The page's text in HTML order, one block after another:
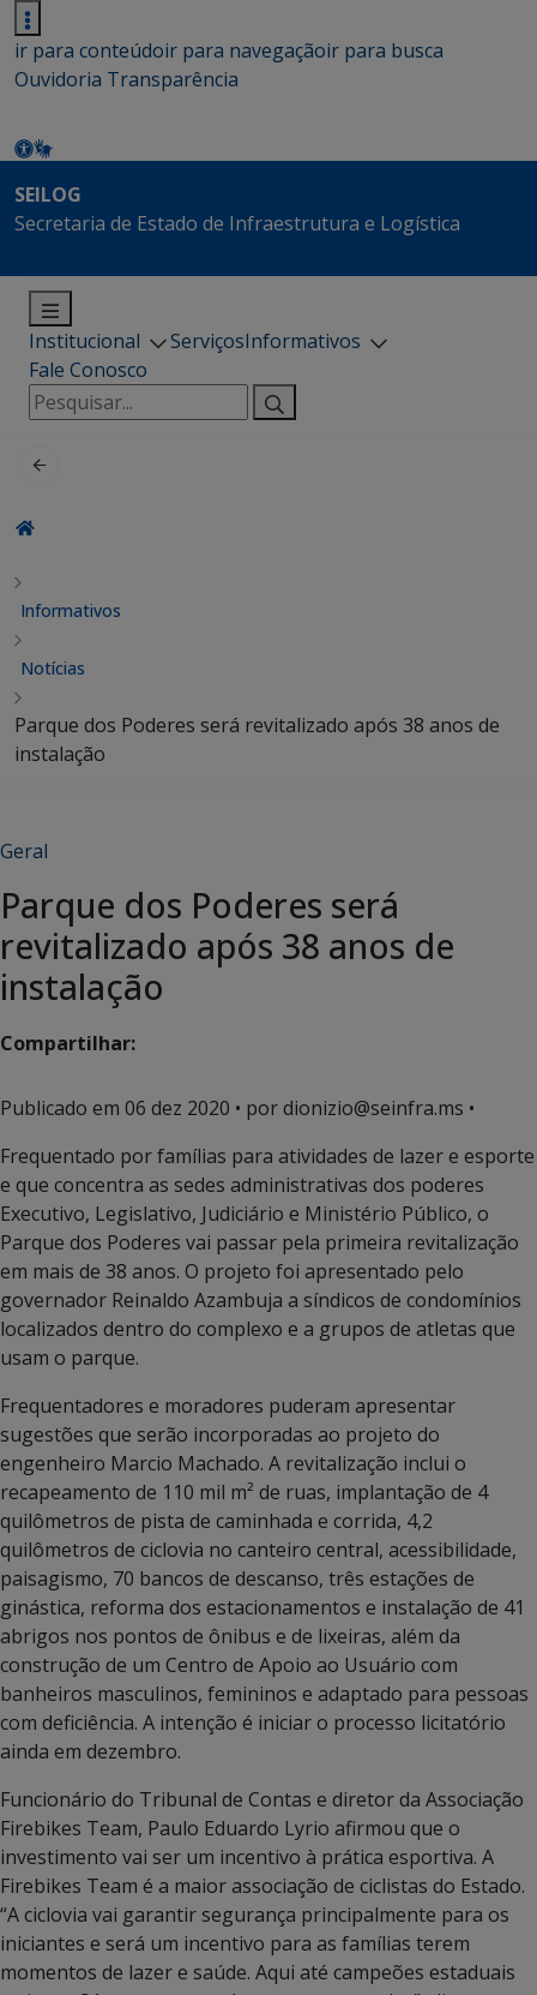
ir para conteúdoir para navegaçãoir para busca
Ouvidoria Transparência
SEILOG
Secretaria de Estado de Infraestrutura e Logística
Institucional ServiçosInformativos
Fale Conosco
Pesquisar
por:
Informativos
Notícias
Parque dos Poderes será revitalizado após 38 anos de
instalação
Geral
Parque dos Poderes será
revitalizado após 38 anos de
instalação
Compartilhar:
Publicado em 06 dez 2020 • por dionizio@seinfra.ms •
Frequentado por famílias para atividades de lazer e esporte
e que concentra as sedes administrativas dos poderes
Executivo, Legislativo, Judiciário e Ministério Público, o
Parque dos Poderes vai passar pela primeira revitalização
em mais de 38 anos. O projeto foi apresentado pelo
governador Reinaldo Azambuja a síndicos de condomínios
localizados dentro do complexo e a grupos de atletas que
usam o parque.
Frequentadores e moradores puderam apresentar
sugestões que serão incorporadas ao projeto do
engenheiro Marcio Machado. A revitalização inclui o
recapeamento de 110 mil m² de ruas, implantação de 4
quilômetros de pista de caminhada e corrida, 4,2
quilômetros de ciclovia no canteiro central, acessibilidade,
paisagismo, 70 bancos de descanso, três estações de
ginástica, reforma dos estacionamentos e instalação de 41
abrigos nos pontos de ônibus e de lixeiras, além da
construção de um Centro de Apoio ao Usuário com
banheiros masculinos, femininos e adaptado para pessoas
com deficiência. A intenção é iniciar o processo licitatório
ainda em dezembro.
Funcionário do Tribunal de Contas e diretor da Associação
Firebikes Team, Paulo Eduardo Lyrio afirmou que o
investimento vai ser um incentivo à prática esportiva. A
Firebikes Team é a maior associação de ciclistas do Estado.
“A ciclovia vai garantir segurança principalmente para os
iniciantes e será um incentivo para as famílias terem
momentos de lazer e saúde. Aqui até campeões estaduais